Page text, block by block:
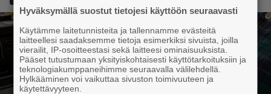
Hyväksymällä suostut tietojesi käyttöön seuraavasti
Käytämme laitetunnisteita ja tallennamme evästeitä
laitteellesi saadaksemme tietoja esimerkiksi sivuista, joilla
vierailit, IP-osoitteestasi sekä laitteesi ominaisuuksista.
Pääset tutustumaan yksityiskohtaisesti käyttötarkoituksiin ja
teknologiakumppaneihimme seuraavalla välilehdellä.
Hylkääminen voi vaikuttaa sivuston toimivuuteen ja
käytettävyyteen.